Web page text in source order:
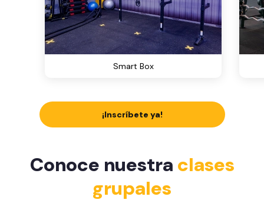
Smart Box
¡Inscríbete ya!
Conoce nuestra clases
grupales